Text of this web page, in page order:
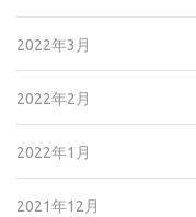
2022年3月
2022年2月
2022年1月
2021年12月